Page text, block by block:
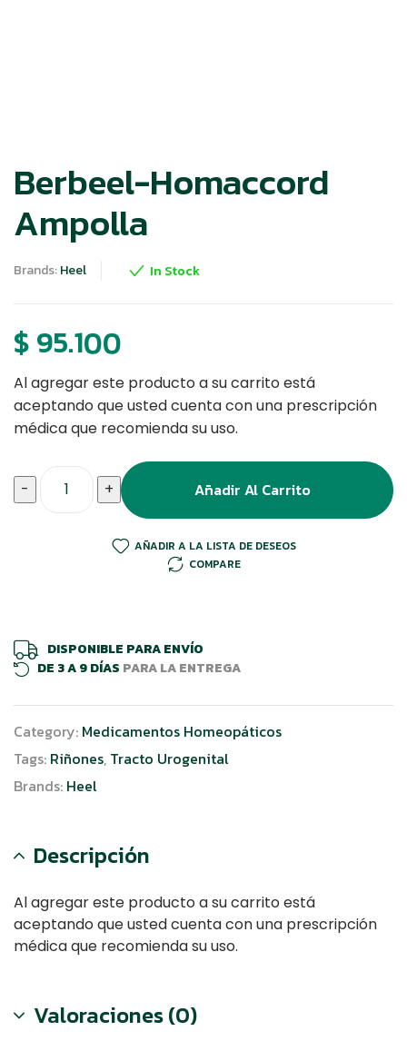
Berbeel-Homaccord
Ampolla
Brands:Heel In Stock
$95.100
Al agregar este producto a su carrito está
aceptando que usted cuenta con una prescripción
médica que recomienda su uso.
- + Añadir Al Carrito
AÑADIR A LA LISTA DE DESEOS
COMPARE
DISPONIBLE PARA ENVÍO
DE 3 A 9 DÍAS PARA LA ENTREGA
Category: Medicamentos Homeopáticos
Tags: Riñones, Tracto Urogenital
Brands: Heel
Descripción
Al agregar este producto a su carrito está
aceptando que usted cuenta con una prescripción
médica que recomienda su uso.
Valoraciones (0)